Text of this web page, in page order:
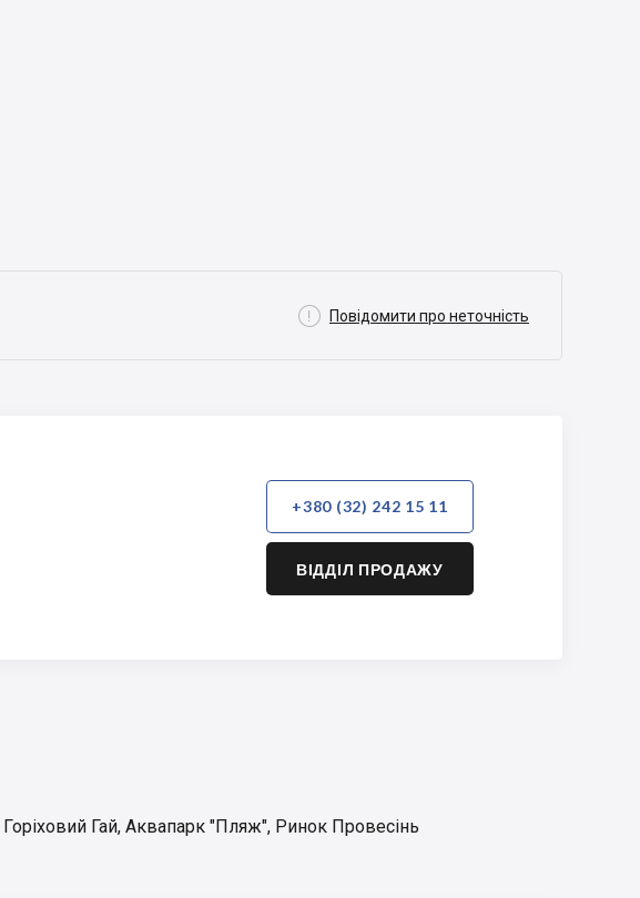
 Повідомити про неточність
+380 (32) 242 15 11
ВІДДІЛ ПРОДАЖУ
Горіховий Гай, Аквапарк "Пляж", Ринок Провесінь